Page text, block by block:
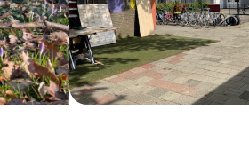
dagelijks
onderhoud!